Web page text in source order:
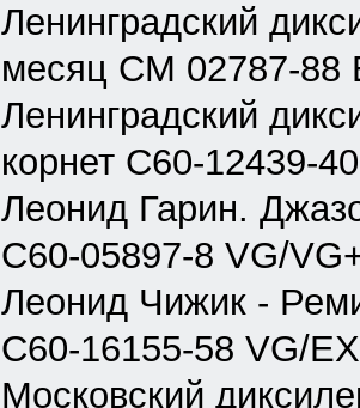
Ленинградский
месяц СМ 02787-88
Ленинградский
корнет С60-12439-
Леонид Гарин.
С60-05897-8 VG/
Леонид Чижик -
С60-16155-58 VG/
Московский